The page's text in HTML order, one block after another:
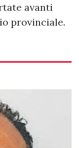
avanti
provinciale.